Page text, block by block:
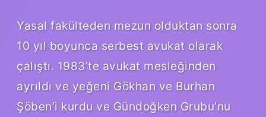
Yasal fakülteden mezun olduktan sonra
10 yıl boyunca serbest avukat olarak
çalıştı. 1983’te avukat mesleğinden
ayrıldı ve yeğeni Gökhan ve Burhan
Şöben’i kurdu ve Gündoğken Grubu’nu